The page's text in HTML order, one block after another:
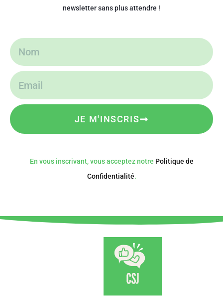
newsletter sans plus attendre !
JE M'INSCRIS
En vous inscrivant, vous acceptez notre Politique de
Confidentialité.